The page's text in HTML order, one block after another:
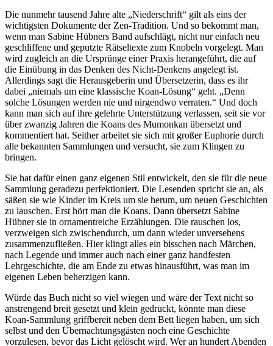
Die nunmehr tausend Jahre alte „Niederschrift“ gilt als eins der
wichtigsten Dokumente der Zen-Tradition. Und so bekommt man,
wenn man Sabine Hübners Band aufschlägt, nicht nur einfach neu
geschliffene und geputzte Rätseltexte zum Knobeln vorgelegt. Man
wird zugleich an die Ursprünge einer Praxis herangeführt, die auf
die Einübung in das Denken des Nicht-Denkens angelegt ist.
Allerdings sagt die Herausgeberin und Übersetzerin, dass es ihr
dabei „niemals um eine klassische Koan-Lösung“ geht. „Denn
solche Lösungen werden nie und nirgendwo verraten.“ Und doch
kann man sich auf ihre gelehrte Unterstützung verlassen, seit sie vor
über zwanzig Jahren die Koans des Mumonkan übersetzt und
kommentiert hat. Seither arbeitet sie sich mit großer Euphorie durch
alle bekannten Sammlungen und versucht, sie zum Klingen zu
bringen.
Sie hat dafür einen ganz eigenen Stil entwickelt, den sie für die neue
Sammlung geradezu perfektioniert. Die Lesenden spricht sie an, als
säßen sie wie Kinder im Kreis um sie herum, um neuen Geschichten
zu lauschen. Erst hört man die Koans. Dann übersetzt Sabine
Hübner sie in ornamentreiche Erzählungen. Die rauschen los,
verzweigen sich zwischendurch, um dann wieder unversehens
zusammenzufließen. Hier klingt alles ein bisschen nach Märchen,
nach Legende und immer auch nach einer ganz handfesten
Lehrgeschichte, die am Ende zu etwas hinausführt, was man im
eigenen Leben beherzigen kann.
Würde das Buch nicht so viel wiegen und wäre der Text nicht so
anstrengend breit gesetzt und klein gedruckt, könnte man diese
Koan-Sammlung griffbereit neben dem Bett liegen haben, um sich
selbst und den Übernachtungsgästen noch eine Geschichte
vorzulesen, bevor das Licht gelöscht wird. Wer an hundert Abenden